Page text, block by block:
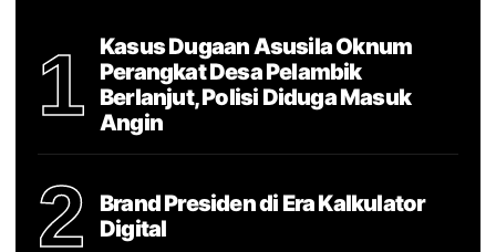
1
Kasus Dugaan Asusila Oknum
Perangkat Desa Pelambik
Berlanjut, Polisi Diduga Masuk
Angin
2
Brand Presiden di Era Kalkulator
Digital